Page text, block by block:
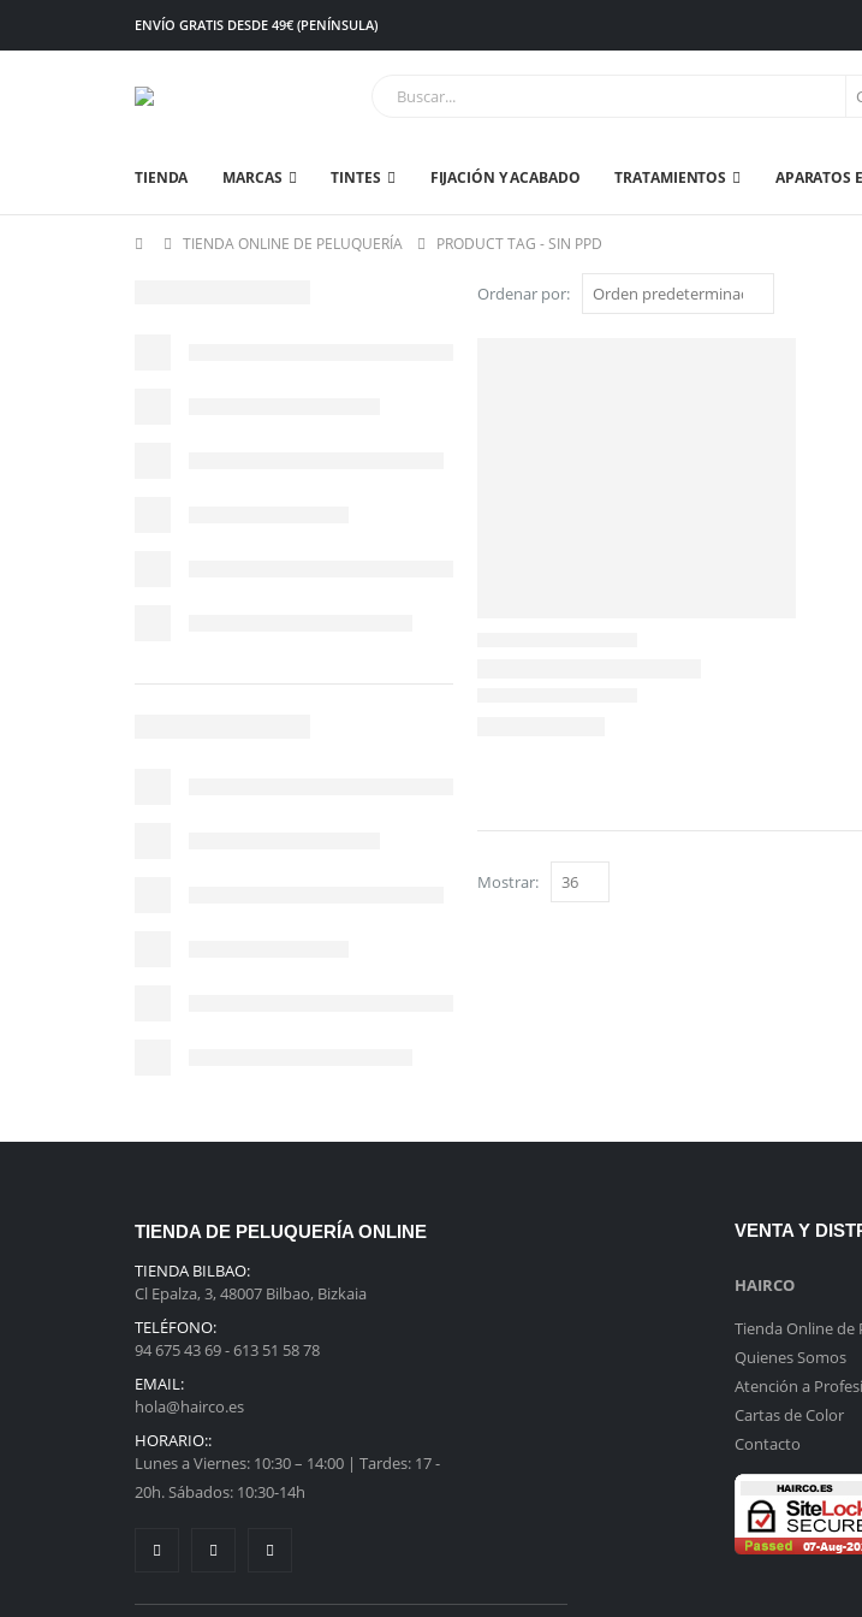
ENVÍO GRATIS DESDE 49€ (PENÍNSULA)
TIENDA MARCAS TINTES FIJACIÓN Y ACABADO TRATAMIENTOS APARATOS
TIENDA ONLINE DE PELUQUERÍA PRODUCT TAG -SIN PPD
Ordenar por:
Mostrar:
TIENDA DE PELUQUERÍA ONLINE
TIENDA BILBAO:
Cl Epalza, 3, 48007 Bilbao, Bizkaia
TELÉFONO:
94 675 43 69 - 613 51 58 78
EMAIL:
hola@hairco.es
HORARIO::
Lunes a Viernes: 10:30 – 14:00 | Tardes: 17 -
20h. Sábados: 10:30-14h
VENTA Y
HAIRCO
Tienda Online de
Quienes Somos
Atención a
Cartas de Color
Contacto